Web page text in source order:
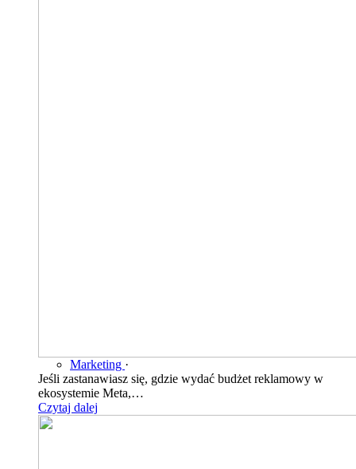
Marketing ·
Jeśli zastanawiasz się, gdzie wydać budżet reklamowy w
ekosystemie Meta,…
Czytaj dalej